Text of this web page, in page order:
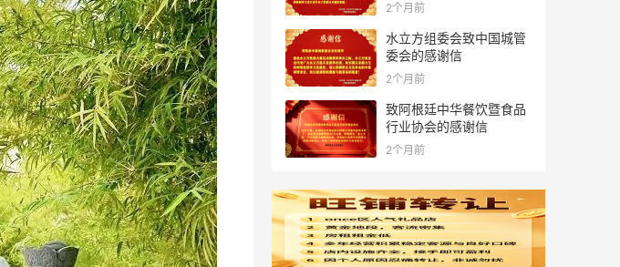
2个月前
水立方组委会致中国城管
委会的感谢信
2个月前
致阿根廷中华餐饮暨食品
行业协会的感谢信
2个月前